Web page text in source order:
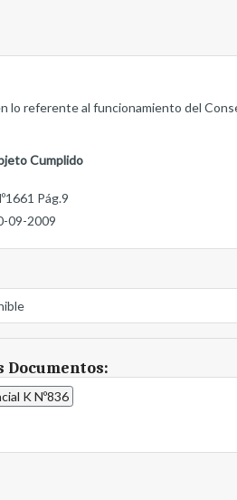
lo referente al funcionamiento del
Cumplido
Pág.9
09-2009
Documentos:
K Nº836